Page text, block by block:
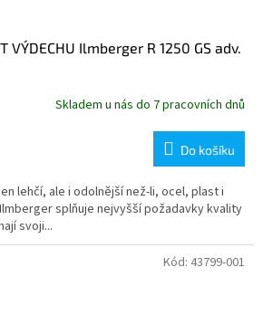
VÝDECHU Ilmberger R 1250 GS adv.
Skladem u nás do 7 pracovních dnů
Do košíku
lehčí, ale i odolnější než-li, ocel, plast i
splňuje nejvyšší požadavky kvality
svoji...
Kód: 43799-001